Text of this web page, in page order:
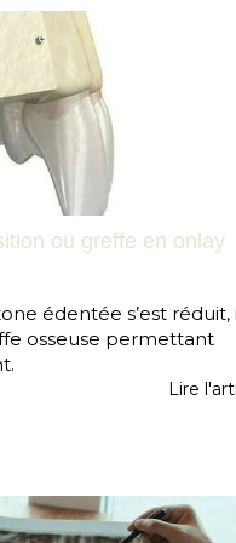
ou greffe en onlay
édentée s’est réduit,
osseuse permettant
Lire